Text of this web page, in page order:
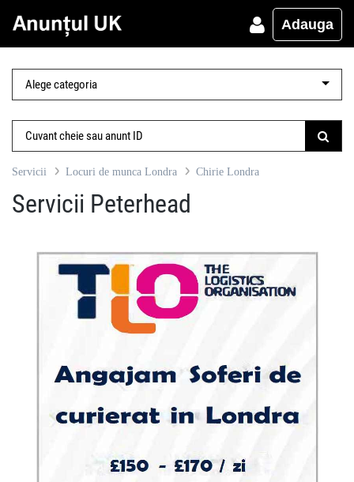
Adauga
Servicii Locuri de munca Londra Chirie Londra
Servicii Peterhead